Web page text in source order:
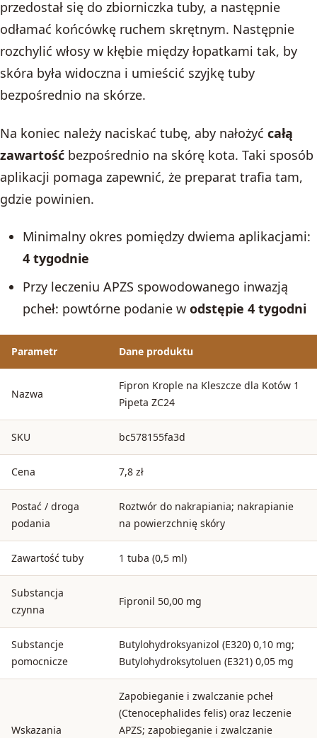
przedostał się do zbiorniczka tuby, a następnie
odłamać końcówkę ruchem skrętnym. Następnie
rozchylić włosy w kłębie między łopatkami tak, by
skóra była widoczna i umieścić szyjkę tuby
bezpośrednio na skórze.
Na koniec należy naciskać tubę, aby nałożyć całą
zawartość bezpośrednio na skórę kota. Taki sposób
aplikacji pomaga zapewnić, że preparat trafia tam,
gdzie powinien.
Minimalny okres pomiędzy dwiema aplikacjami:
4 tygodnie
Przy leczeniu APZS spowodowanego inwazją
pcheł: powtórne podanie w odstępie 4 tygodni
Parametr Dane produktu
Nazwa
Fipron Krople na Kleszcze dla Kotów 1
Pipeta ZC24
SKU bc578155fa3d
Cena 7,8 zł
Postać / droga
podania
Roztwór do nakrapiania; nakrapianie
na powierzchnię skóry
Zawartość tuby 1 tuba (0,5 ml)
Substancja
czynna
Fipronil 50,00 mg
Substancje
pomocnicze
Butylohydroksyanizol (E320) 0,10 mg;
Butylohydroksytoluen (E321) 0,05 mg
Wskazania
Zapobieganie i zwalczanie pcheł
(Ctenocephalides felis) oraz leczenie
APZS; zapobieganie i zwalczanie